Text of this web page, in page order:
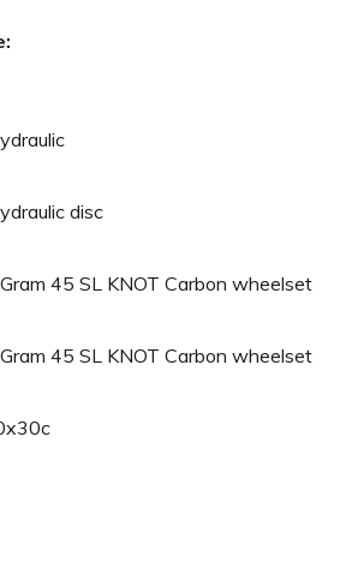
disc
45 SL KNOT Carbon wheelset
45 SL KNOT Carbon wheelset